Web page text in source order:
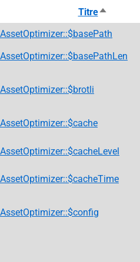
Titre Trier
par
ordre
AssetOptimizer::$basePath
AssetOptimizer::$basePathLen
AssetOptimizer::$brotli
AssetOptimizer::$cache
AssetOptimizer::$cacheLevel
AssetOptimizer::$cacheTime
AssetOptimizer::$config